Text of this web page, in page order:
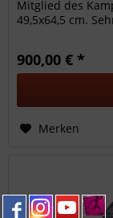
Mitglied des
49,5x64,5 cm.
900,00 € *
Merken